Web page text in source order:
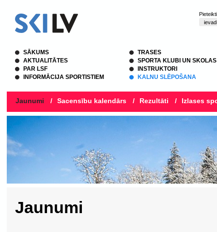
SĀKUMS
AKTUALITĀTES
PAR LSF
INFORMĀCIJA SPORTISTIEM
TRASES
SPORTA KLUBI UN SKOLAS
INSTRUKTORI
KALNU SLĒPOŠANA
Jaunumi / Sacensību kalendārs / Rezultāti / Izlases
Jaunumi